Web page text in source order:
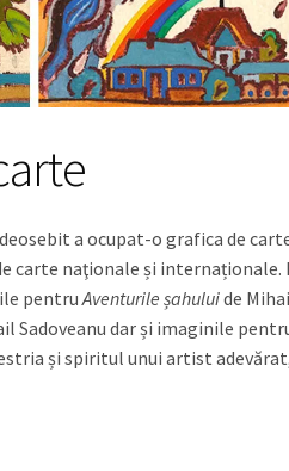
a ocupat-o grafica de
carte naţionale și
pentruAventurile șahuluide
Sadoveanu dar și imaginile
și spiritul unui artist